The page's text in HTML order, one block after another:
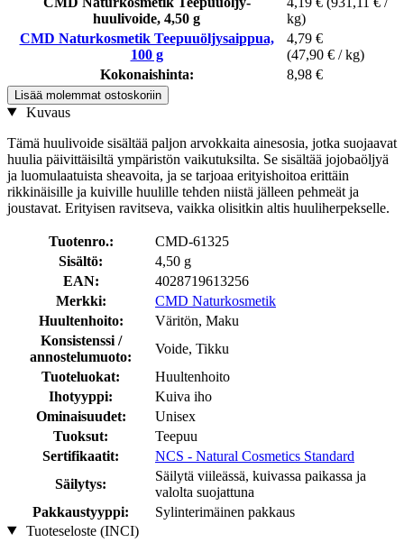
huulivoide, 4,50 g
kg)
CMD Naturkosmetik Teepuuöljysaippua,
100 g
4,79 €
(47,90 € / kg)
Kokonaishinta:
8,98 €
Lisää molemmat ostoskoriin
Kuvaus
Tämä huulivoide sisältää paljon arvokkaita ainesosia, jotka suojaavat
huulia päivittäisiltä ympäristön vaikutuksilta. Se sisältää jojobaöljyä
ja luomulaatuista sheavoita, ja se tarjoaa erityishoitoa erittäin
rikkinäisille ja kuiville huulille tehden niistä jälleen pehmeät ja
joustavat. Erityisen ravitseva, vaikka olisitkin altis huuliherpekselle.
Tuotenro.:
CMD-61325
Sisältö:
4,50 g
EAN:
4028719613256
Merkki:
CMD Naturkosmetik
Huultenhoito:
Väritön, Maku
Konsistenssi /
annostelumuoto:
Voide, Tikku
Tuoteluokat:
Huultenhoito
Ihotyyppi:
Kuiva iho
Ominaisuudet:
Unisex
Tuoksut:
Teepuu
Sertifikaatit:
NCS - Natural Cosmetics Standard
Säilytys:
Säilytä viileässä, kuivassa paikassa ja
valolta suojattuna
Pakkaustyyppi:
Sylinterimäinen pakkaus
Tuoteseloste (INCI)